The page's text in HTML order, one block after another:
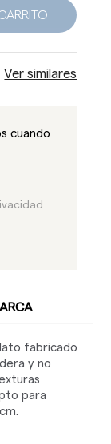
Ver similares
cuando
fabricado
y no
para